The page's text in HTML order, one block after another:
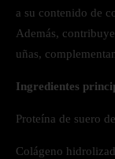
a su contenido de
Además,
uñas,
Ingredientes
Proteína de suero
Colágeno